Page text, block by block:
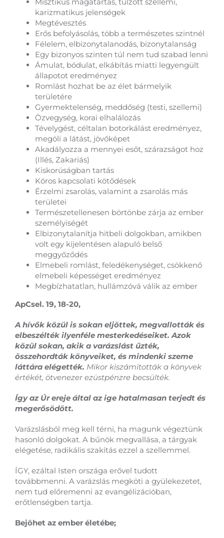
karizmatikus jelenségek
Megtévesztés
Erős befolyásolás, több a természetes szintnél
Félelem, elbizonytalanodás, bizonytalanság
Egy bizonyos szinten túl nem tud szabad lenni
Ámulat, bódulat, elkábítás miatti legyengült
állapotot eredményez
Romlást hozhat be az élet bármelyik
területére
Gyermektelenség, meddőség (testi, szellemi)
Özvegység, korai elhalálozás
Tévelygést, céltalan botorkálást eredményez,
megöli a látást, jövőképet
Akadályozza a mennyei esőt, szárazságot hoz
(Illés, Zakariás)
Kiskorúságban tartás
Kóros kapcsolati kötődések
Érzelmi zsarolás, valamint a zsarolás más
területei
Természetellenesen börtönbe zárja az ember
személyiségét
Elbizonytalanítja hitbeli dolgokban, amikben
volt egy kijelentésen alapuló belső
meggyőződés
Elmebeli romlást, feledékenységet, csökkenő
elmebeli képességet eredményez
Megbízhatatlan, hullámzóvá válik az ember
ApCsel. 19, 18-20,
A hívők közül is sokan eljöttek, megvallották és
elbeszélték ilyenféle mesterkedéseiket. Azok
közül sokan, akik a varázslást űzték,
összehordták könyveiket, és mindenki szeme
láttára elégették. Mikor kiszámították a könyvek
értékét, ötvenezer ezüstpénzre becsülték.
Így az Úr ereje által az ige hatalmasan terjedt és
megerősödött.
Varázslásból meg kell térni, ha magunk végeztünk
hasonló dolgokat. A bűnök megvallása, a tárgyak
elégetése, radikális szakítás ezzel a szellemmel.
ÍGY, ezáltal Isten országa erővel tudott
továbbmenni. A varázslás megköti a gyülekezetet,
nem tud előremenni az evangélizációban,
erőtlenségben tartja.
Bejöhet az ember életébe;